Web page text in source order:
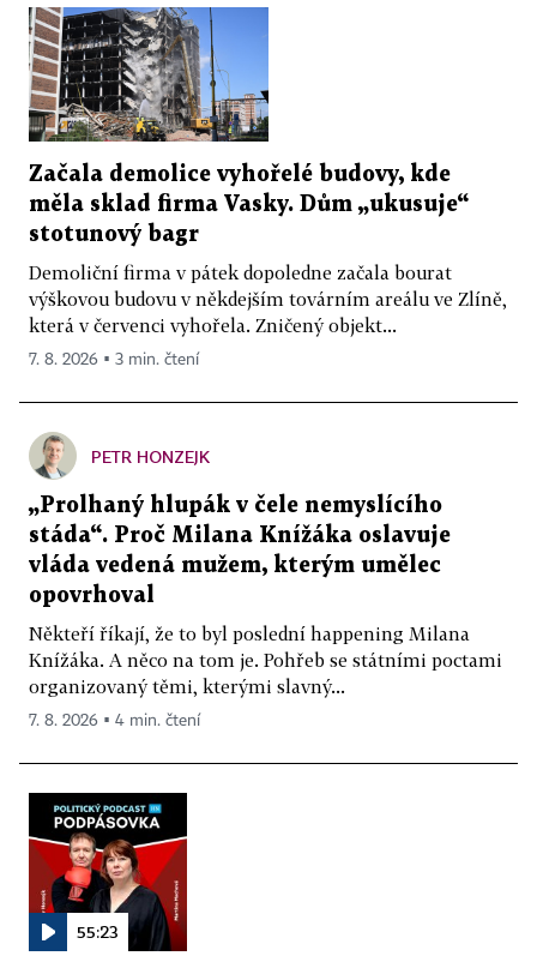
Začala demolice vyhořelé budovy, kde
měla sklad firma Vasky. Dům „ukusuje“
stotunový bagr
Demoliční firma v pátek dopoledne začala bourat
výškovou budovu v někdejším továrním areálu ve Zlíně,
která v červenci vyhořela. Zničený objekt...
7. 8. 2026 ▪ 3 min. čtení
PETR HONZEJK
„Prolhaný hlupák v čele nemyslícího
stáda“. Proč Milana Knížáka oslavuje
vláda vedená mužem, kterým umělec
opovrhoval
Někteří říkají, že to byl poslední happening Milana
Knížáka. A něco na tom je. Pohřeb se státními poctami
organizovaný těmi, kterými slavný...
7. 8. 2026 ▪ 4 min. čtení
55:23